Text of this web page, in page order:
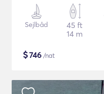
Sejlbåd
45 ft
14 m
$746 /nat